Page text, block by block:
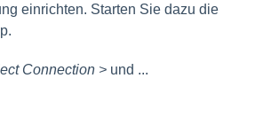
einrichten. Starten Sie dazu die
Connection > und ...